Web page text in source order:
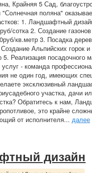
Крайняя 5 Сад,
поляна"
1. Ландшафтный
сотка 2. Создание
кв.метр 3. Посадка
Альпийских горок и
5. Реализация посадочного
услуг - команда
не один год, имеющих
эксклюзивный
участка, дачи
Обратитесь к нам,
это крайне
от исполнителя... далее
дизайн